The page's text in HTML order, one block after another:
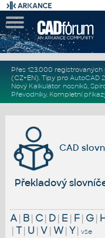
Přes 123.000 registrovaných
(CZ+EN). Tipy pro AutoCAD
Nový Kalkulátor nosníků,
Převodníky. Kompletní
CAD
Překladový
A| B| C| D| E | F| G|
| T| U | V| W| Y| vše